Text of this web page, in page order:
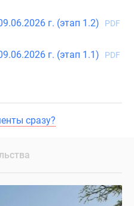
г. (этап 1.2)
PDF
г. (этап 1.1)
PDF
сразу?